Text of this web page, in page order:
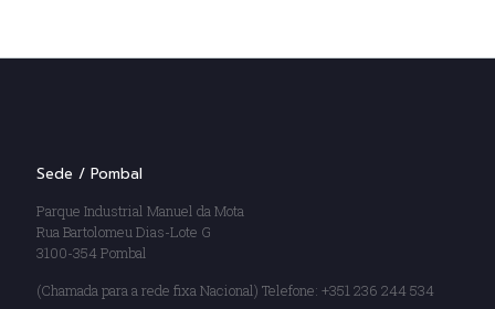
Sede / Pombal
Parque Industrial Manuel da Mota
Rua Bartolomeu Dias-Lote G
3100-354 Pombal
(Chamada para a rede fixa Nacional) Telefone: +351 236 244 534